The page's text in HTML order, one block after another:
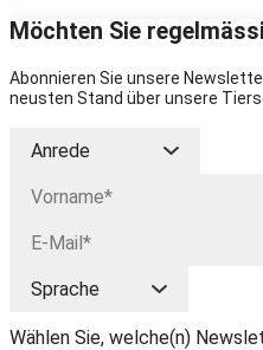
Möchten Sie
Abonnieren Sie unsere
neusten Stand über unsere
Wählen Sie, welche(n)